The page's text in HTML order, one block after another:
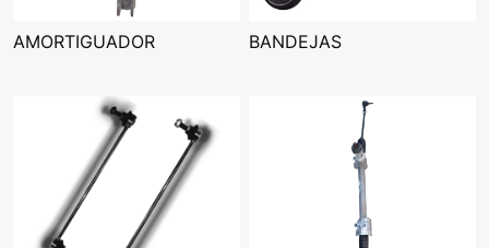
AMORTIGUADOR BANDEJAS